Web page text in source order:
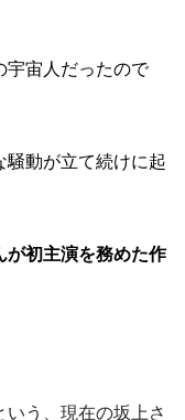
宇宙人だったので
騒動が立て続けに起
が初主演を務めた作
う、現在の坂上さ